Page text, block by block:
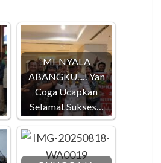
MENYALA
ABANGKU....! Yan
Coga Ucapkan
Selamat Sukses…